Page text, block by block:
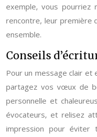
exemple, vous pourriez
rencontre, leur première
ensemble.
Conseils
Pour un message clair et
partagez vos vœux de
personnelle et
évocateurs, et relisez
impression pour éviter